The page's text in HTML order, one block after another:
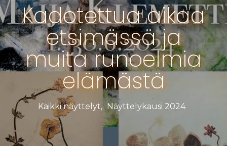
Kadotettua aikaa
etsimässä ja
muita runoelmia
elämästä
Kaikki näyttelyt, Näyttelykausi 2024